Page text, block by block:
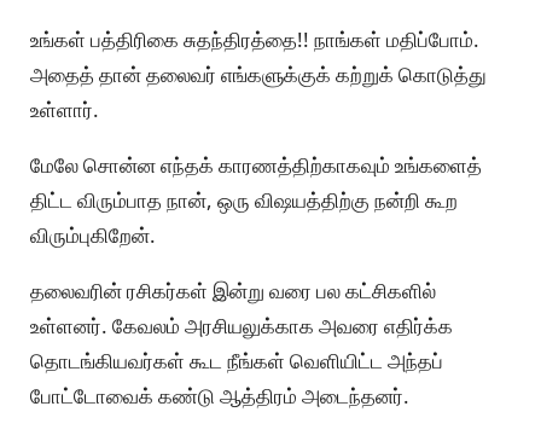
உங்கள் பத்திரிகை சுதந்திரத்தை!! நாங்கள் மதிப்போம்.
அதைத் தான் தலைவர் எங்களுக்குக் கற்றுக் கொடுத்து
உள்ளார்.
மேலே சொன்ன எந்தக் காரணத்திற்காகவும் உங்களைத்
திட்ட விரும்பாத நான், ஒரு விஷயத்திற்கு நன்றி கூற
விரும்புகிறேன்.
தலைவரின் ரசிகர்கள் இன்று வரை பல கட்சிகளில்
உள்ளனர். கேவலம் அரசியலுக்காக அவரை எதிர்க்க
தொடங்கியவர்கள் கூட நீங்கள் வெளியிட்ட அந்தப்
போட்டோவைக் கண்டு ஆத்திரம் அடைந்தனர்.